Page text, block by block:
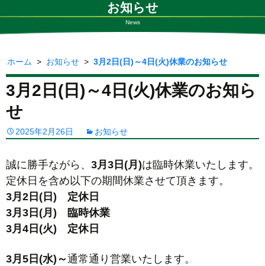
お知らせ
News
ホーム > お知らせ > 3月2日(日)～4日(火)休業のお知らせ
3月2日(日)～4日(火)休業のお知ら
せ
2025年2月26日 お知らせ
誠に勝手ながら、 3月3日(月)は臨時休業いたします。
定休日を含め以下の期間休業させて頂きます。
3月2日(日) 定休日
3月3日(月) 臨時休業
3月4日(火) 定休日
3月5日(水)～通常通り営業いたします。